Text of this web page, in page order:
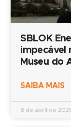
SBLOK
impecável
Museu do
SAIBA MAIS
8 de abril de